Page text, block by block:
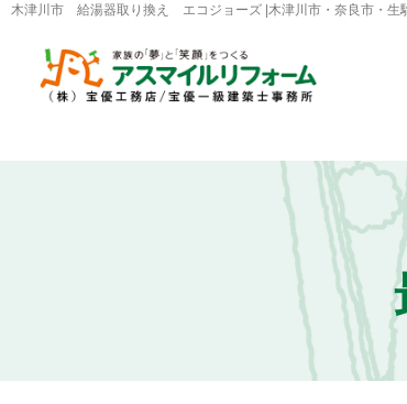
木津川市 給湯器取り換え エコジョーズ |木津川市・奈良市・生